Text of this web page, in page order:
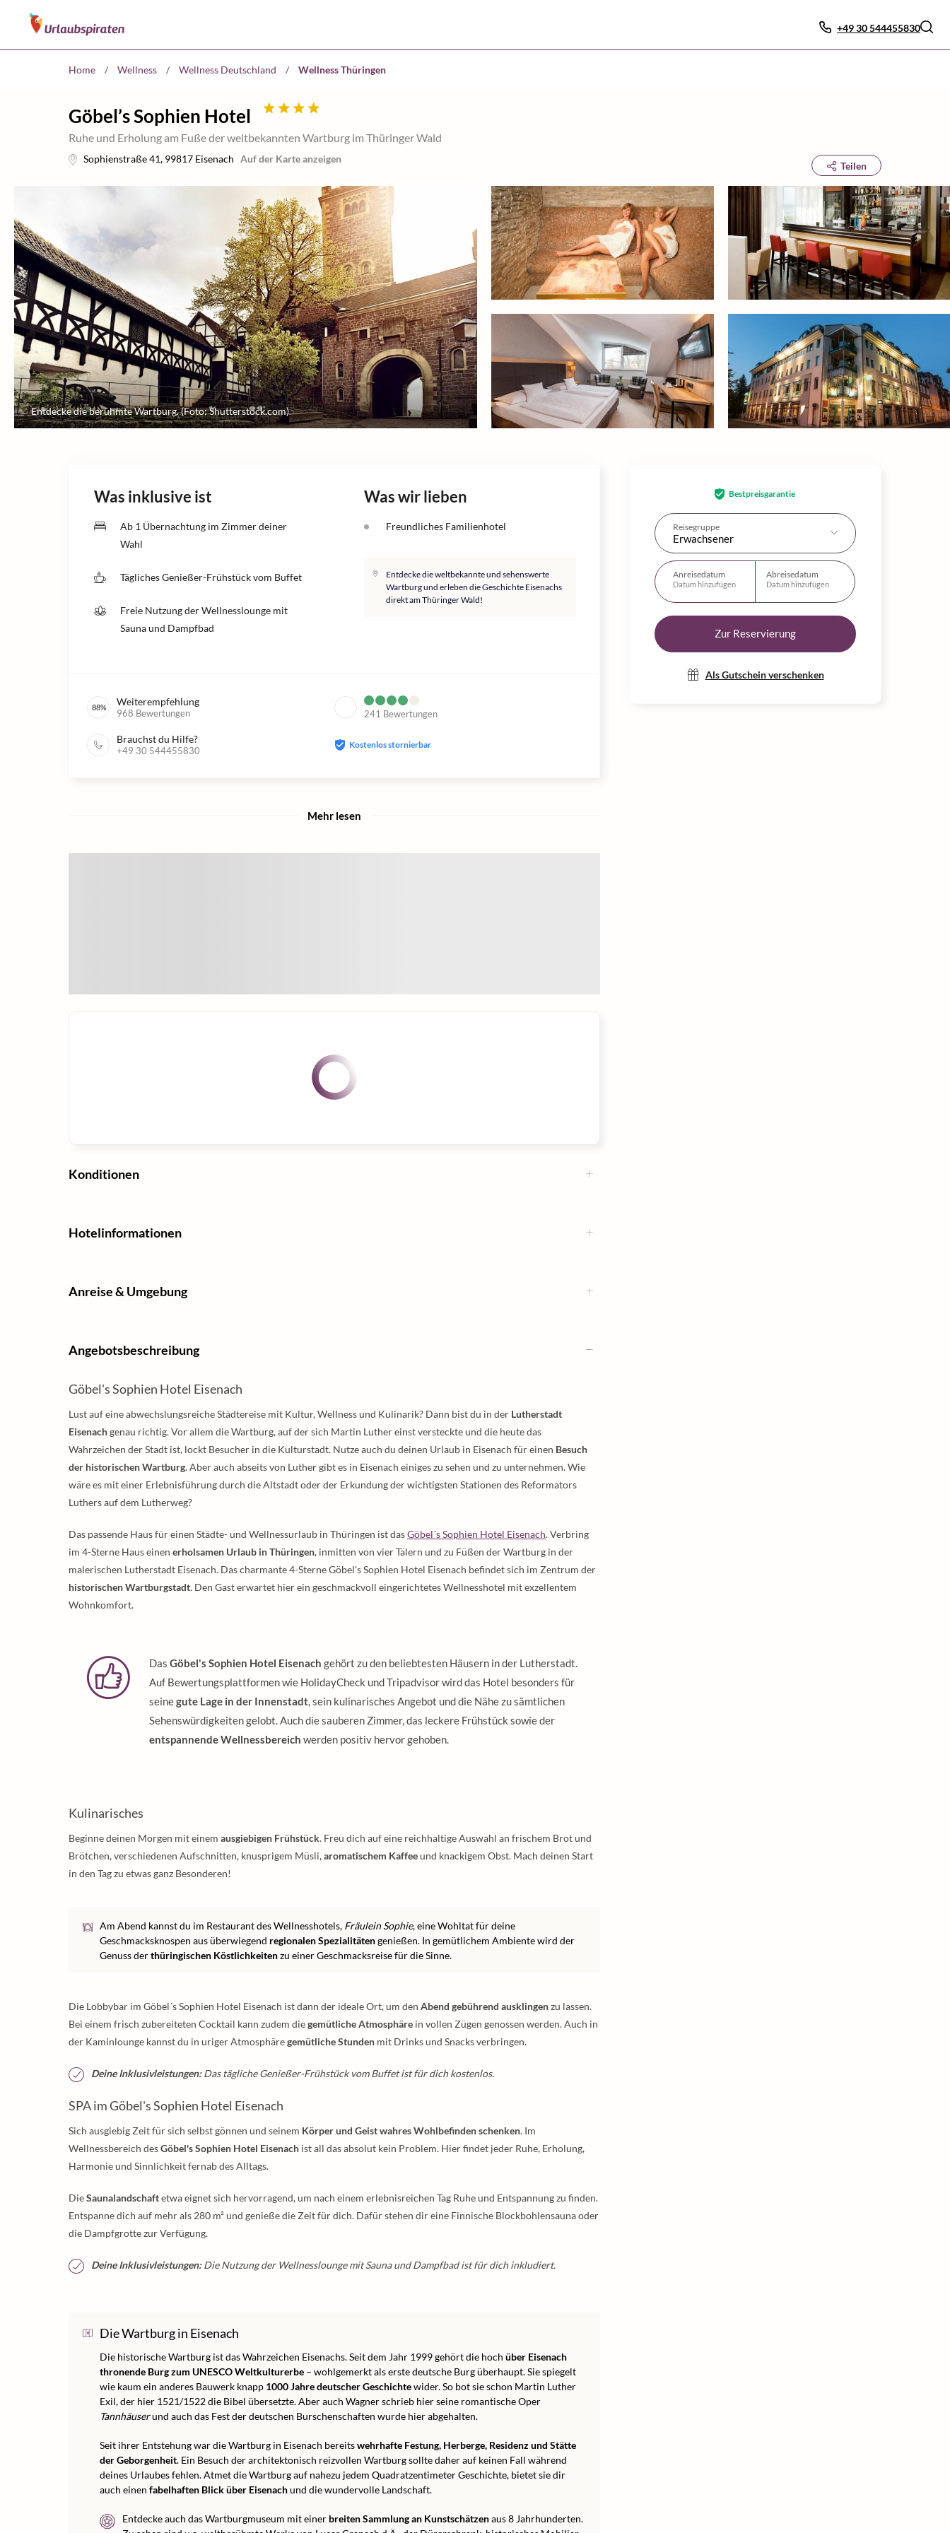
+49 30 544455830
Home / Wellness / Wellness Deutschland / Wellness Thüringen
Göbel’s Sophien Hotel
Ruhe und Erholung am Fuße der weltbekannten Wartburg im Thüringer Wald
Sophienstraße 41, 99817 Eisenach Auf der Karte anzeigen
Teilen
Entdecke die berühmte Wartburg. (Foto: Shutterstock.com)
Bestpreisgarantie
Reisegruppe
Erwachsener
Anreisedatum
Datum hinzufügen
Abreisedatum
Datum hinzufügen
Zur Reservierung
Als Gutschein verschenken
Was inklusive ist
Ab 1 Übernachtung im Zimmer deiner
Wahl
Tägliches Genießer-Frühstück vom Buffet
Freie Nutzung der Wellnesslounge mit
Sauna und Dampfbad
Was wir lieben
Freundliches Familienhotel
Entdecke die weltbekannte und sehenswerte
Wartburg und erleben die Geschichte Eisenachs
direkt am Thüringer Wald!
88% Weiterempfehlung
968 Bewertungen 241 Bewertungen
Brauchst du Hilfe?
+49 30 544455830
Kostenlos stornierbar
Mehr lesen
Konditionen
Hotelinformationen
Anreise & Umgebung
Angebotsbeschreibung
Göbel's Sophien Hotel Eisenach
Lust auf eine abwechslungsreiche Städtereise mit Kultur, Wellness und Kulinarik? Dann bist du in der Lutherstadt
Eisenachgenau richtig. Vor allem die Wartburg, auf der sich Martin Luther einst versteckte und die heute das
Wahrzeichen der Stadt ist, lockt Besucher in die Kulturstadt. Nutze auch du deinen Urlaub in Eisenach für einen Besuch
der historischen Wartburg. Aber auch abseits von Luther gibt es in Eisenach einiges zu sehen und zu unternehmen. Wie
wäre es mit einer Erlebnisführung durch die Altstadt oder der Erkundung der wichtigsten Stationen des Reformators
Luthers auf dem Lutherweg?
Das passende Haus für einen Städte- und Wellnessurlaub in Thüringen ist dasGöbel´s Sophien Hotel Eisenach. Verbring
im 4-Sterne Haus einen erholsamen Urlaub in Thüringen, inmitten von vier Tälern und zu Füßen der Wartburg in der
malerischen Lutherstadt Eisenach. Das charmante 4-Sterne Göbel's Sophien Hotel Eisenach befindet sich im Zentrum der
historischen Wartburgstadt. Den Gast erwartet hier ein geschmackvoll eingerichtetes Wellnesshotel mit exzellentem
Wohnkomfort.
Das Göbel's Sophien Hotel Eisenach gehört zu den beliebtesten Häusern in der Lutherstadt.
Auf Bewertungsplattformen wie HolidayCheck und Tripadvisor wird das Hotel besonders für
seinegute Lage in der Innenstadt, sein kulinarisches Angebot und die Nähe zu sämtlichen
Sehenswürdigkeiten gelobt. Auch die sauberen Zimmer, das leckere Frühstück sowie der
entspannende Wellnessbereich werden positiv hervor gehoben.
Kulinarisches
Beginne deinen Morgen mit einem ausgiebigen Frühstück. Freu dich auf eine reichhaltige Auswahl an frischem Brot und
Brötchen, verschiedenen Aufschnitten, knusprigem Müsli,aromatischem Kaffeeund knackigem Obst. Mach deinen Start
in den Tag zu etwas ganz Besonderen!
Am Abend kannst du im Restaurant des Wellnesshotels, Fräulein Sophie, eine Wohltat für deine
Geschmacksknospen aus überwiegend regionalen Spezialitätengenießen. In gemütlichem Ambiente wird der
Genuss derthüringischen Köstlichkeitenzu einer Geschmacksreise für die Sinne.
Die Lobbybar im Göbel´s Sophien Hotel Eisenach ist dann der ideale Ort, um den Abend gebührend ausklingenzu lassen.
Bei einem frisch zubereiteten Cocktail kann zudem diegemütliche Atmosphäre in vollen Zügen genossen werden. Auch in
der Kaminlounge kannst du in uriger Atmosphäregemütliche Stunden mit Drinks und Snacks verbringen.
Deine Inklusivleistungen:Das tägliche Genießer-Frühstück vom Buffet ist für dich kostenlos.
SPA im Göbel's Sophien Hotel Eisenach
Sich ausgiebig Zeit für sich selbst gönnen und seinem Körper und Geist wahres Wohlbefinden schenken. Im
Wellnessbereich desGöbel's Sophien Hotel Eisenach ist all das absolut kein Problem. Hier findet jeder Ruhe, Erholung,
Harmonie und Sinnlichkeit fernab des Alltags.
DieSaunalandschaftetwa eignet sich hervorragend, um nach einem erlebnisreichen Tag Ruhe und Entspannung zu finden.
Entspanne dich auf mehr als 280 m² und genieße die Zeit für dich. Dafür stehen dir eine Finnische Blockbohlensauna oder
die Dampfgrotte zur Verfügung.
Deine Inklusivleistungen:Die Nutzung der Wellnesslounge mit Sauna und Dampfbad ist für dich inkludiert.
Die Wartburg in Eisenach
Die historische Wartburg ist das Wahrzeichen Eisenachs. Seit dem Jahr 1999 gehört die hoch über Eisenach
thronende Burg zum UNESCO Weltkulturerbe – wohlgemerkt als erste deutsche Burg überhaupt. Sie spiegelt
wie kaum ein anderes Bauwerk knapp 1000 Jahre deutscher Geschichtewider. So bot sie schon Martin Luther
Exil, der hier 1521/1522 die Bibel übersetzte. Aber auch Wagner schrieb hier seine romantische Oper
Tannhäuserund auch das Fest der deutschen Burschenschaften wurde hier abgehalten.
Seit ihrer Entstehung war die Wartburg in Eisenach bereitswehrhafte Festung, Herberge, Residenz und Stätte
der Geborgenheit. Ein Besuch der architektonisch reizvollen Wartburg sollte daher auf keinen Fall während
deines Urlaubes fehlen. Atmet die Wartburg auf nahezu jedem Quadratzentimeter Geschichte, bietet sie dir
auch einen fabelhaften Blick über Eisenachund die wundervolle Landschaft.
Entdecke auch das Wartburgmuseum mit einer breiten Sammlung an Kunstschätzenaus 8 Jahrhunderten.